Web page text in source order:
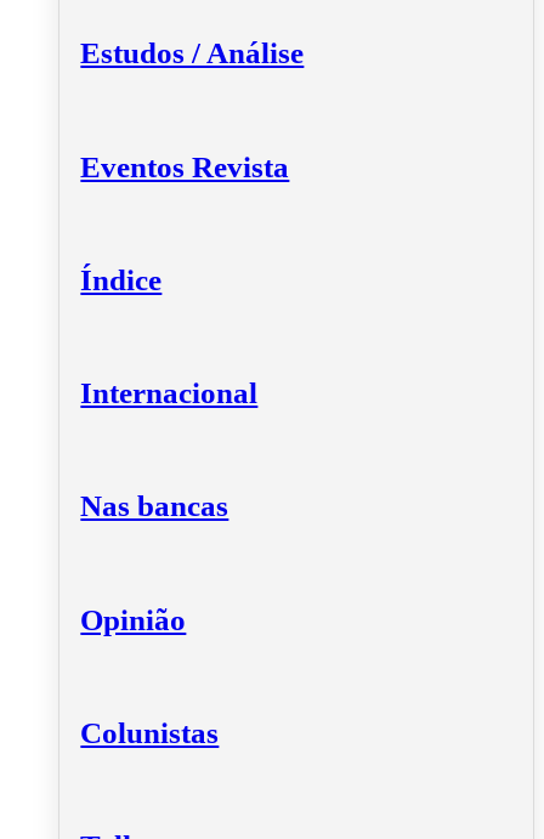
Estudos / Análise
Eventos Revista
Índice
Internacional
Nas bancas
Opinião
Colunistas